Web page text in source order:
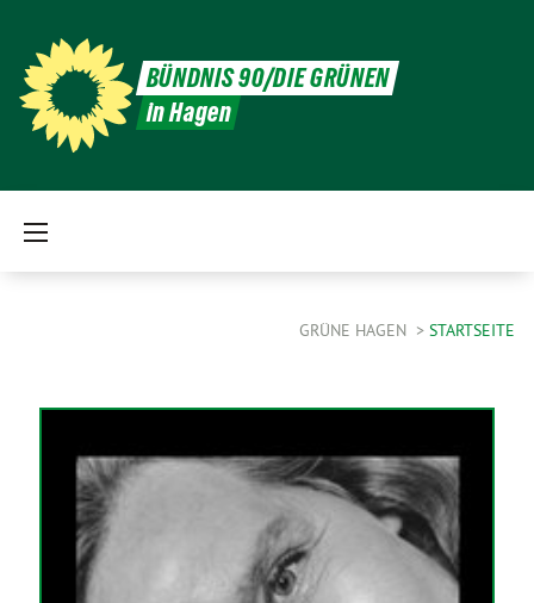
BÜNDNIS 90/DIE GRÜNEN
in Hagen
GRÜNE HAGEN STARTSEITE